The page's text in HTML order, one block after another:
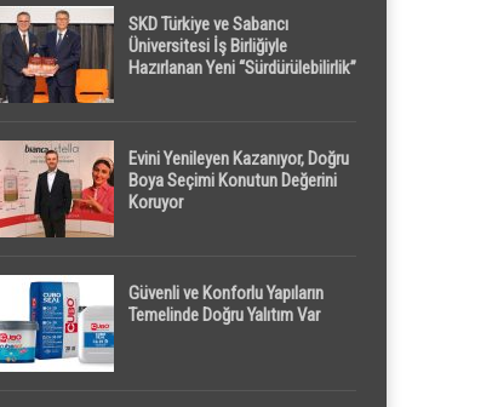
SKD Türkiye ve Sabancı
Üniversitesi İş Birliğiyle
Hazırlanan Yeni “Sürdürülebilirlik”
Evini Yenileyen Kazanıyor, Doğru
Boya Seçimi Konutun Değerini
Koruyor
Güvenli ve Konforlu Yapıların
Temelinde Doğru Yalıtım Var